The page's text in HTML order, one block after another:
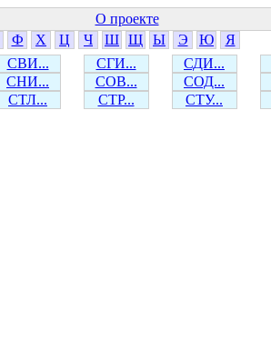
О проекте
Ф Х Ц Ч Ш Щ Ы Э Ю
Я
СВИ... СГИ... СДИ...
СНИ... СОВ... СОД...
СТЛ... СТР... СТУ...